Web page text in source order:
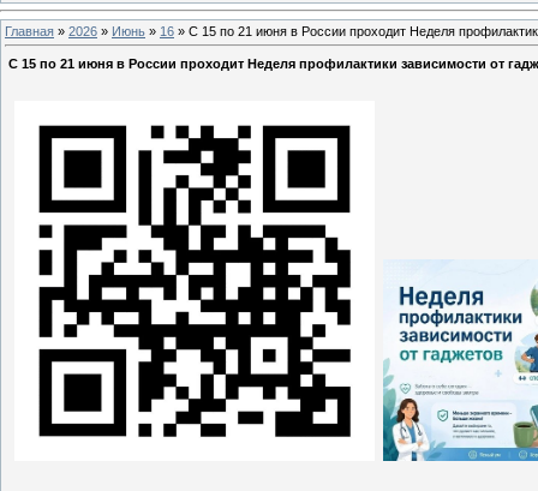
Главная » 2026 » Июнь » 16 » С 15 по 21 июня в России проходит Неделя
С 15 по 21 июня в России проходит Неделя профилактики зависимости от